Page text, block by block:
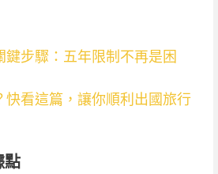
鍵步驟：五年限制不再是困
快看這篇，讓你順利出國旅行
點